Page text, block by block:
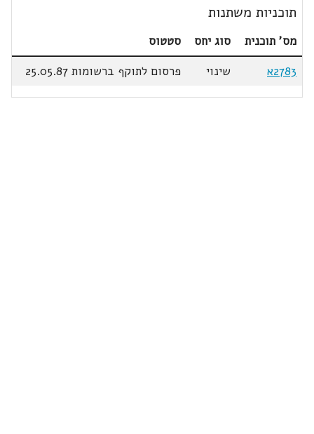
תוכניות משתנות
מס' תוכנית סוג יחס
סטטוס
2783א
שינוי פרסום לתוקף ברשומות 25.05.87